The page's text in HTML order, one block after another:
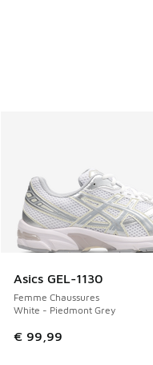
Asics GEL-1130
Femme Chaussures
White - Piedmont Grey
€ 99,99